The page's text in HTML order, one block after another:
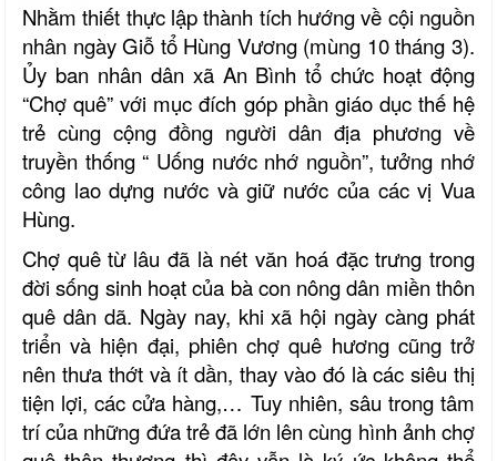
Nhằm thiết thực lập thành tích hướng về cội nguồn
nhân ngày Giỗ tổ Hùng Vương (mùng 10 tháng 3).
Ủy ban nhân dân xã An Bình tổ chức hoạt động
“Chợ quê” với mục đích góp phần giáo dục thế hệ
trẻ cùng cộng đồng người dân địa phương về
truyền thống “ Uống nước nhớ nguồn”, tưởng nhớ
công lao dựng nước và giữ nước của các vị Vua
Hùng.
Chợ quê từ lâu đã là nét văn hoá đặc trưng trong
đời sống sinh hoạt của bà con nông dân miền thôn
quê dân dã. Ngày nay, khi xã hội ngày càng phát
triển và hiện đại, phiên chợ quê hương cũng trở
nên thưa thớt và ít dần, thay vào đó là các siêu thị
tiện lợi, các cửa hàng,… Tuy nhiên, sâu trong tâm
trí của những đứa trẻ đã lớn lên cùng hình ảnh chợ